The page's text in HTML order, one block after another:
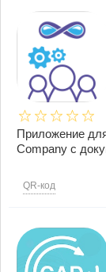
Приложение
Company с
QR-код